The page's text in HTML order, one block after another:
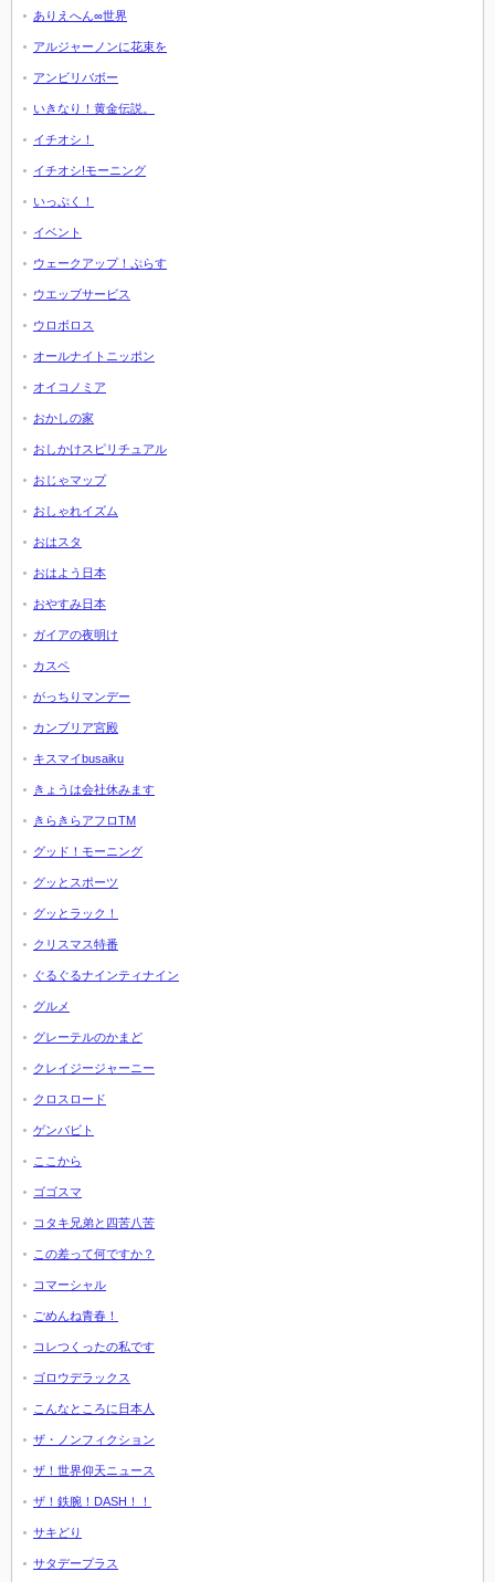
ありえへん∞世界
アルジャーノンに花束を
アンビリバボー
いきなり！黄金伝説。
イチオシ！
イチオシ!モーニング
いっぷく！
イベント
ウェークアップ！ぷらす
ウエッブサービス
ウロボロス
オールナイトニッポン
オイコノミア
おかしの家
おしかけスピリチュアル
おじゃマップ
おしゃれイズム
おはスタ
おはよう日本
おやすみ日本
ガイアの夜明け
カスペ
がっちりマンデー
カンブリア宮殿
キスマイbusaiku
きょうは会社休みます
きらきらアフロTM
グッド！モーニング
グッとスポーツ
グッとラック！
クリスマス特番
ぐるぐるナインティナイン
グルメ
グレーテルのかまど
クレイジージャーニー
クロスロード
ゲンバビト
ここから
ゴゴスマ
コタキ兄弟と四苦八苦
この差って何ですか？
コマーシャル
ごめんね青春！
コレつくったの私です
ゴロウデラックス
こんなところに日本人
ザ・ノンフィクション
ザ！世界仰天ニュース
ザ！鉄腕！DASH！！
サキどり
サタデープラス